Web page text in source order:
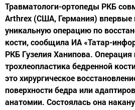
Травматологи-ортопеды РКБ
Arthrex (США, Германия) впервые
уникальную операцию по
кости, сообщила ИА «Татар-
РКБ Гузелия Ханипова. Операция
трохлеопластика бедренной
это хирургическое
поверхности бедра или
анатомии. Состоялась она